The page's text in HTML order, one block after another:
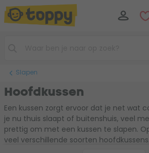
Slapen
Hoofdkussen
Een kussen zorgt ervoor dat je net wat
je nu thuis slaapt of buitenshuis, veel
prettig om met een kussen te slapen.
veel verschillende soorten